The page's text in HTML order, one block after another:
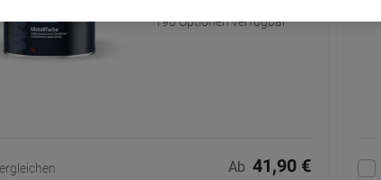
190 Optionen verfügbar
Ab 41,90 €